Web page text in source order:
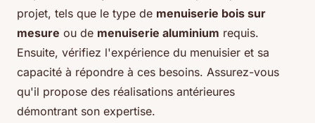
projet, tels que le type de menuiserie bois sur
mesure ou de menuiserie aluminium requis.
Ensuite, vérifiez l'expérience du menuisier et sa
capacité à répondre à ces besoins. Assurez-vous
qu'il propose des réalisations antérieures
démontrant son expertise.